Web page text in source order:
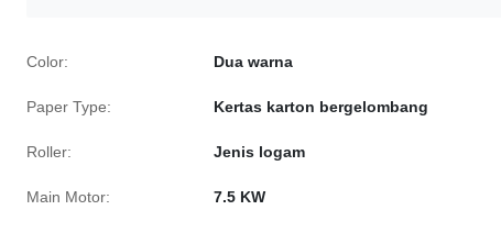
Color: Dua warna
Paper Type: Kertas karton bergelombang
Roller: Jenis logam
Main Motor: 7.5 KW